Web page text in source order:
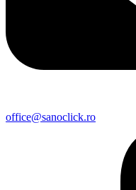
office@sanoclick.ro